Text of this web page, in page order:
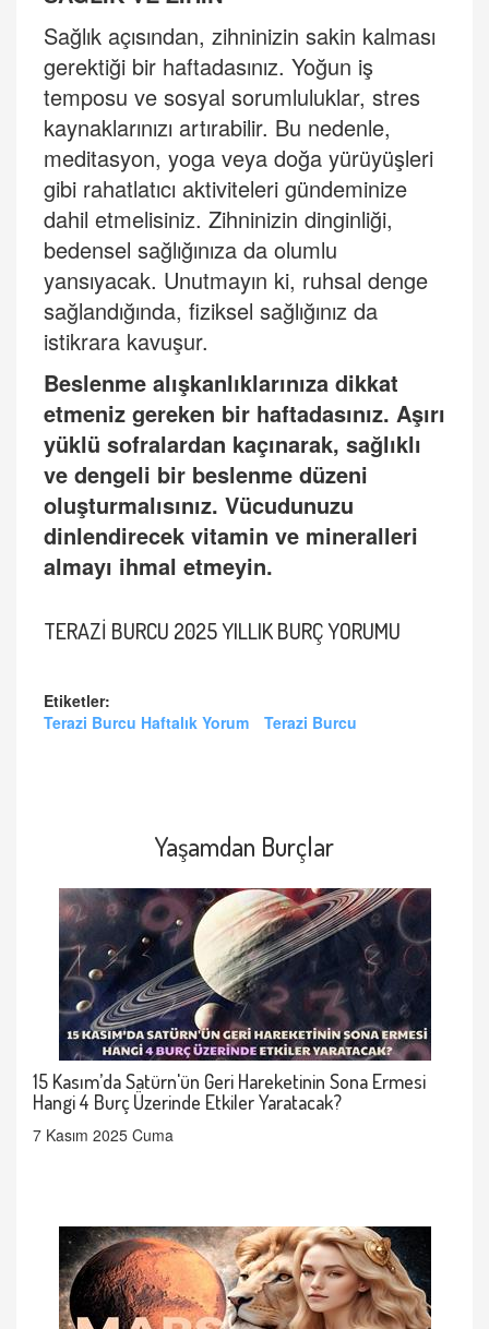
Sağlık açısından, zihninizin sakin kalması
gerektiği bir haftadasınız. Yoğun iş
temposu ve sosyal sorumluluklar, stres
kaynaklarınızı artırabilir. Bu nedenle,
meditasyon, yoga veya doğa yürüyüşleri
gibi rahatlatıcı aktiviteleri gündeminize
dahil etmelisiniz. Zihninizin dinginliği,
bedensel sağlığınıza da olumlu
yansıyacak. Unutmayın ki, ruhsal denge
sağlandığında, fiziksel sağlığınız da
istikrara kavuşur.
Beslenme alışkanlıklarınıza dikkat
etmeniz gereken bir haftadasınız. Aşırı
yüklü sofralardan kaçınarak, sağlıklı
ve dengeli bir beslenme düzeni
oluşturmalısınız. Vücudunuzu
dinlendirecek vitamin ve mineralleri
almayı ihmal etmeyin.
TERAZİ BURCU 2025 YILLIK BURÇ YORUMU
Etiketler:
Terazi Burcu Haftalık Yorum
Terazi Burcu
Yaşamdan Burçlar
15 Kasım’da Satürn'ün Geri Hareketinin Sona Ermesi
Hangi 4 Burç Üzerinde Etkiler Yaratacak?
7 Kasım 2025 Cuma